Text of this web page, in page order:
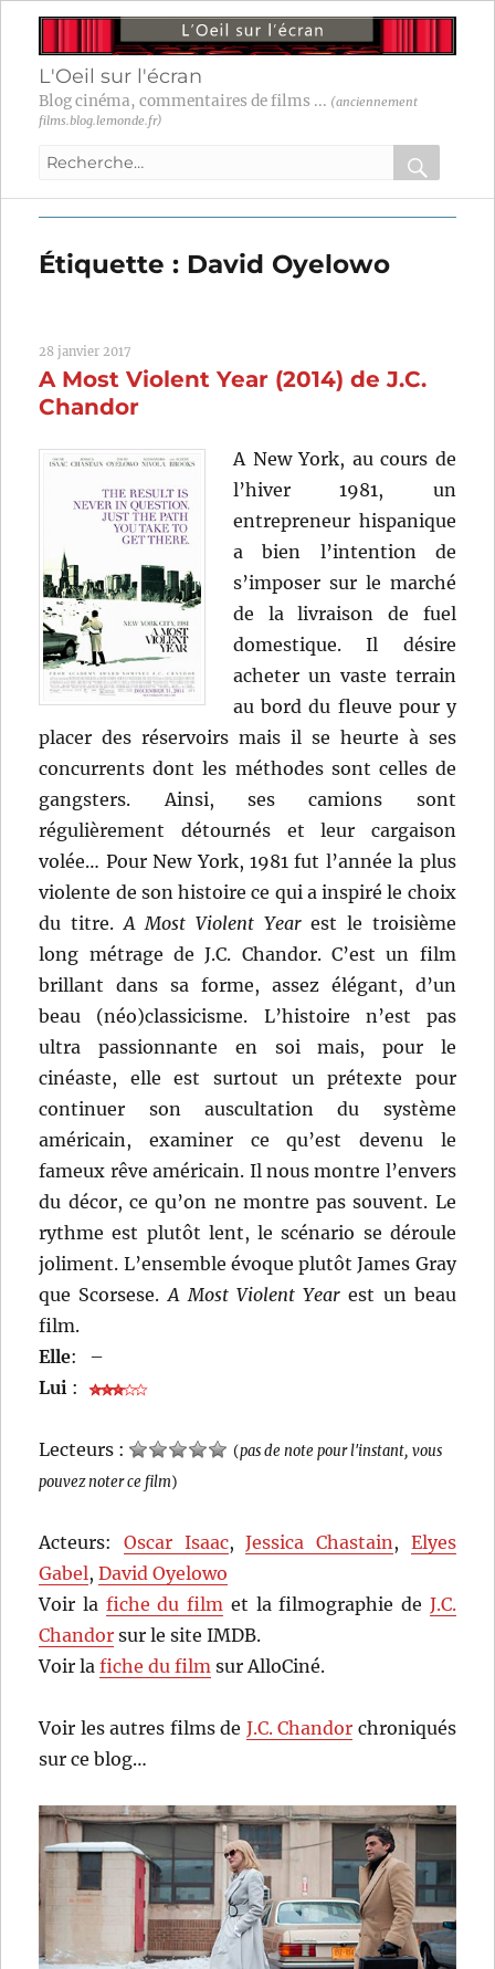
L'Oeil sur l'écran
Blog cinéma, commentaires de films ... (anciennement
films.blog.lemonde.fr)
Recherche
:
OK
Étiquette : David Oyelowo
28 janvier 2017
A Most Violent Year (2014) de J.C.
Chandor
A New York, au cours de
l’hiver 1981, un
entrepreneur hispanique
a bien l’intention de
s’imposer sur le marché
de la livraison de fuel
domestique. Il désire
acheter un vaste terrain
au bord du fleuve pour y
placer des réservoirs mais il se heurte à ses
concurrents dont les méthodes sont celles de
gangsters. Ainsi, ses camions sont
régulièrement détournés et leur cargaison
volée… Pour New York, 1981 fut l’année la plus
violente de son histoire ce qui a inspiré le choix
du titre.A Most Violent Yearest le troisième
long métrage de J.C. Chandor. C’est un film
brillant dans sa forme, assez élégant, d’un
beau (néo)classicisme. L’histoire n’est pas
ultra passionnante en soi mais, pour le
cinéaste, elle est surtout un prétexte pour
continuer son auscultation du système
américain, examiner ce qu’est devenu le
fameux rêve américain. Il nous montre l’envers
du décor, ce qu’on ne montre pas souvent. Le
rythme est plutôt lent, le scénario se déroule
joliment. L’ensemble évoque plutôt James Gray
que Scorsese.A Most Violent Year est un beau
film.
Elle:
–
Lui :
Lecteurs : (pas de note pour l'instant, vous
pouvez noter ce film)
Acteurs: Oscar Isaac,Jessica Chastain, Elyes
Gabel,David Oyelowo
Voir la fiche du film et la filmographie de J.C.
Chandor sur le site IMDB.
Voir lafiche du film sur AlloCiné.
Voir les autres films de J.C. Chandor chroniqués
sur ce blog…